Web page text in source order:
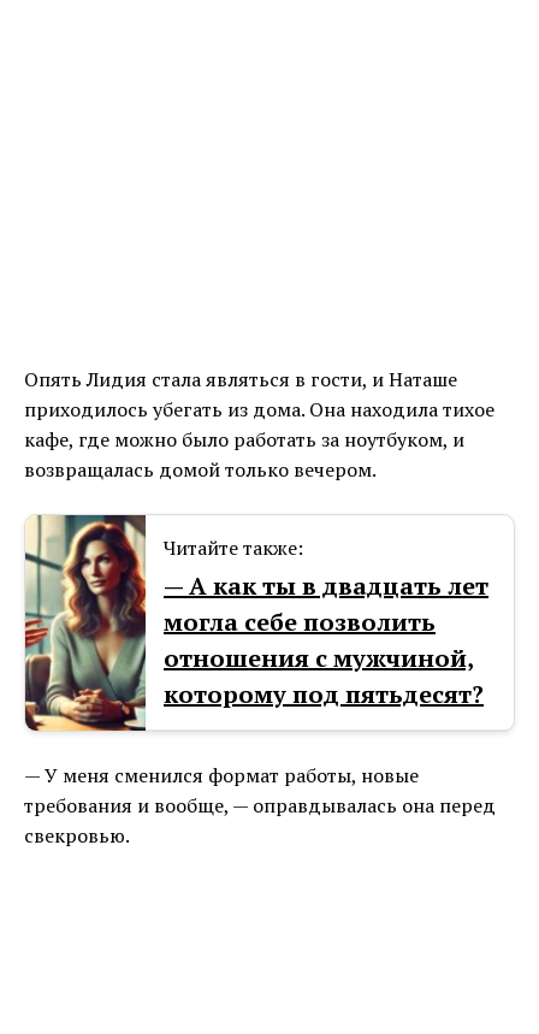
Опять Лидия стала являться в гости, и Наташе
приходилось убегать из дома. Она находила тихое
кафе, где можно было работать за ноутбуком, и
возвращалась домой только вечером.
Читайте также:
— А как ты в двадцать лет
могла себе позволить
отношения с мужчиной,
которому под пятьдесят?
— У меня сменился формат работы, новые
требования и вообще, — оправдывалась она перед
свекровью.